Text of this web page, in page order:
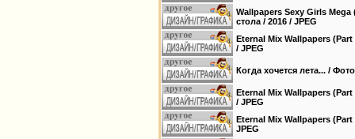
Wallpapers Sexy Girls
стола / 2016 / JPEG
Eternal Mix Wallpapers
/ JPEG
Когда хочется лета... /
Eternal Mix Wallpapers
/ JPEG
Eternal Mix Wallpapers
JPEG